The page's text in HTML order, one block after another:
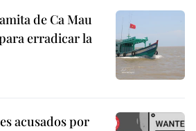
de Ca Mau
erradicar la
acusados por